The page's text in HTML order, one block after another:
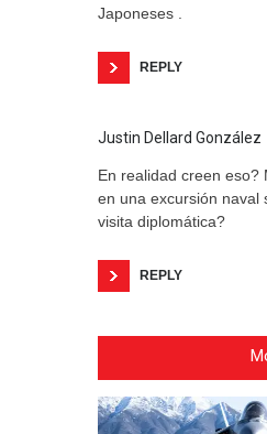
Japoneses .
REPLY
Justin Dellard González
En realidad creen eso?
en una excursión naval
visita diplomática?
REPLY